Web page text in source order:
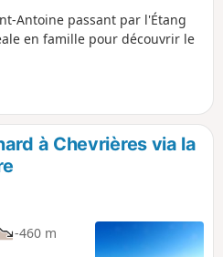
Antoine passant par l'Étang
en famille pour découvrir le
à Chevrières via la
-460 m